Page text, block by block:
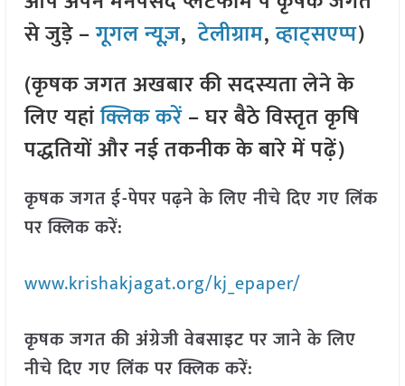
से जुड़े –गूगल न्यूज़,टेलीग्राम,व्हाट्सएप्प)
(कृषक जगत अखबार की सदस्यता लेने के
लिए यहांक्लिक करें– घर बैठे विस्तृत कृषि
पद्धतियों और नई तकनीक के बारे में पढ़ें)
कृषक जगत ई-पेपर पढ़ने के लिए नीचे दिए गए लिंक
पर क्लिक करें:
www.krishakjagat.org/kj_epaper/
कृषक जगत की अंग्रेजी वेबसाइट पर जाने के लिए
नीचे दिए गए लिंक पर क्लिक करें: